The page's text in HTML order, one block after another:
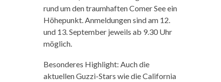
rund um den traumhaften Comer See ein
Höhepunkt. Anmeldungen sind am 12.
und 13. September jeweils ab 9.30 Uhr
möglich.
Besonderes Highlight: Auch die
aktuellen Guzzi-Stars wie die California